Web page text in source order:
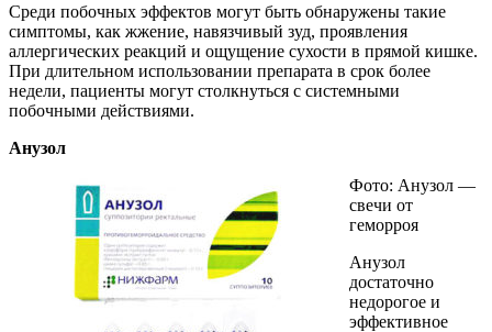
Среди побочных эффектов могут быть обнаружены такие
симптомы, как жжение, навязчивый зуд, проявления
аллергических реакций и ощущение сухости в прямой кишке.
При длительном использовании препарата в срок более
недели, пациенты могут столкнуться с системными
побочными действиями.
Анузол
Фото: Анузол —
свечи от
геморроя
Анузол
достаточно
недорогое и
эффективное